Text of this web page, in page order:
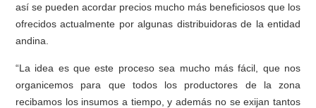
así se pueden acordar precios mucho más beneficiosos que los
ofrecidos actualmente por algunas distribuidoras de la entidad
andina.
“La idea es que este proceso sea mucho más fácil, que nos
organicemos para que todos los productores de la zona
recibamos los insumos a tiempo, y además no se exijan tantos